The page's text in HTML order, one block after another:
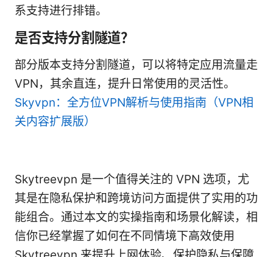
系支持进行排错。
是否支持分割隧道？
部分版本支持分割隧道，可以将特定应用流量走
VPN，其余直连，提升日常使用的灵活性。
Skyvpn：全方位VPN解析与使用指南（VPN相
关内容扩展版）
Skytreevpn 是一个值得关注的 VPN 选项，尤
其是在隐私保护和跨境访问方面提供了实用的功
能组合。通过本文的实操指南和场景化解读，相
信你已经掌握了如何在不同情境下高效使用